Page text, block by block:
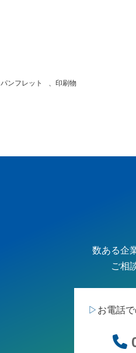
パンフレット 、 印刷物
数ある企
ご相
▷ お電話